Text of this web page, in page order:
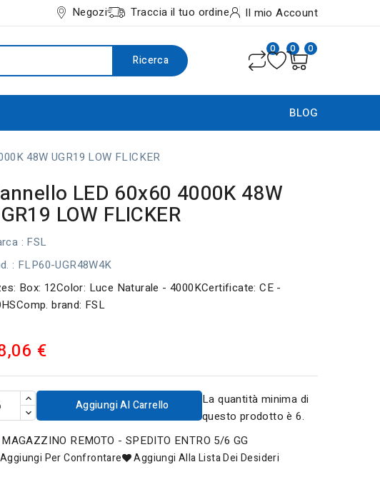
Negozi Traccia il tuo ordine Il mio Account
Ricerca
0 0 0
BLOG
48W UGR19 LOW FLICKER
LED 60x60 4000K 48W
LOW FLICKER
: FSL
: FLP60-UGR48W4K
Box: 12Color: Luce Naturale - 4000KCertificate: CE -
brand: FSL
€
Aggiungi Al Carrello
La quantità minima di
questo prodotto è 6.
MAGAZZINO REMOTO - SPEDITO ENTRO 5/6 GG
Aggiungi Per Confrontare Aggiungi Alla Lista Dei Desideri